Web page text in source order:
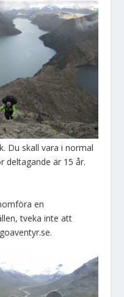
Du skall vara i normal
deltagande är 15 år.
en
tveka inte att